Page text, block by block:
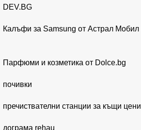
DEV.BG
Калъфи за Samsung от Астрал Мобил
Парфюми и козметика от Dolce.bg
почивки
пречиствателни станции за къщи цени
дограма rehau